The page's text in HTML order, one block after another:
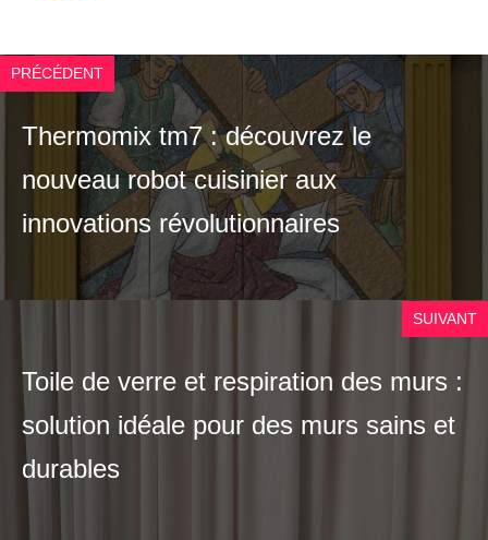
PRÉCÉDENT
Thermomix tm7 : découvrez le
nouveau robot cuisinier aux
innovations révolutionnaires
SUIVANT
Toile de verre et respiration des murs :
solution idéale pour des murs sains et
durables